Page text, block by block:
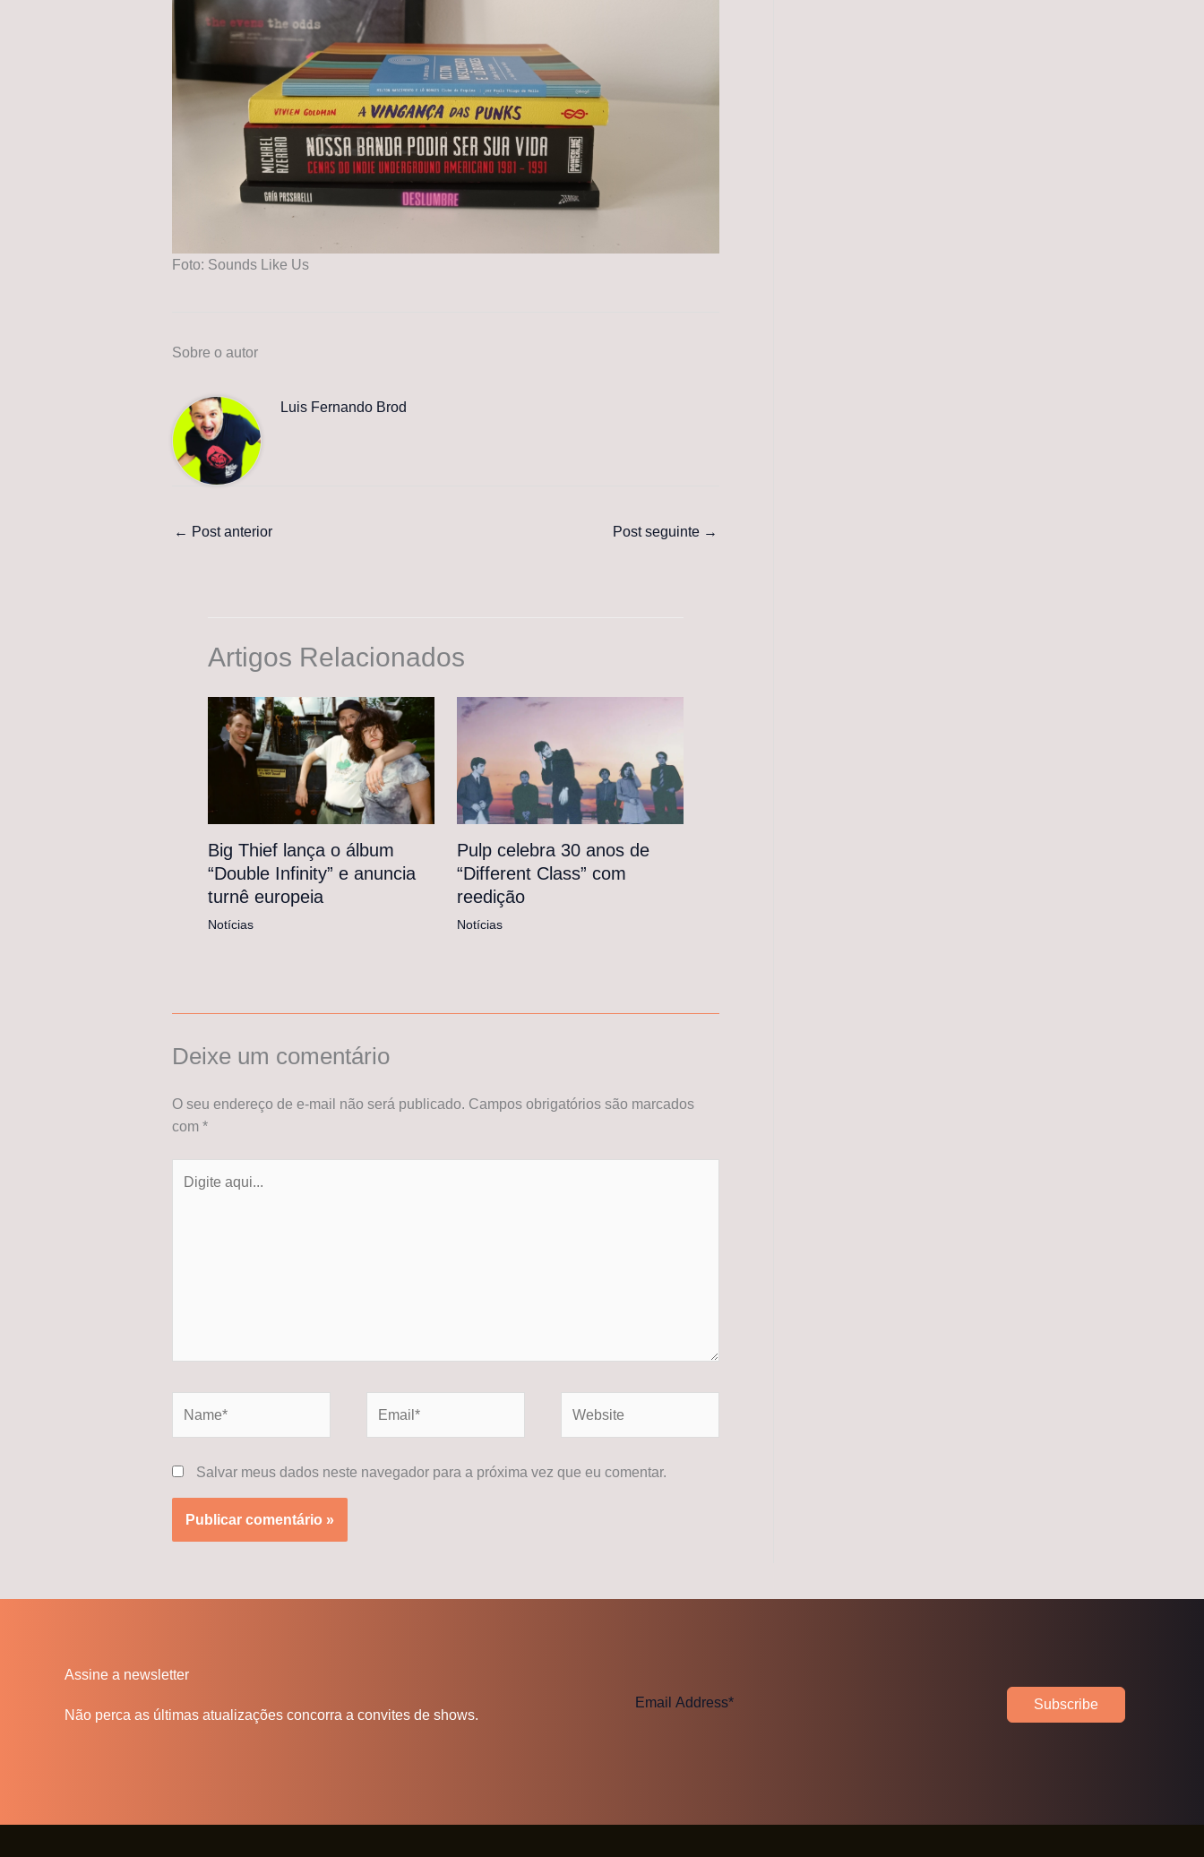
Foto: Sounds Like Us
Sobre o autor
Luis Fernando Brod
← Post anterior Post seguinte →
Artigos Relacionados
Big Thief lança o álbum
“Double Infinity” e anuncia
turnê europeia
Notícias
Pulp celebra 30 anos de
“Different Class” com
reedição
Notícias
Deixe um comentário
O seu endereço de e-mail não será publicado. Campos obrigatórios são marcados
com *
aqui...
Salvar meus dados neste navegador para a próxima vez que eu comentar.
Assine a newsletter
Não perca as últimas atualizações concorra a convites de shows.
Subscribe